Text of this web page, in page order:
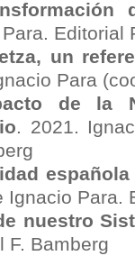
Editorial
un
Para
de la
. 2021.
Ignacio Para.
nuestro
F. Bamberg